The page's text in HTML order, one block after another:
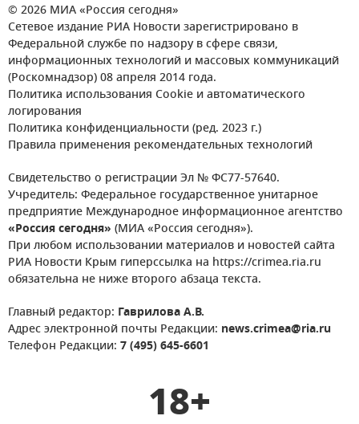
© 2026 МИА «Россия сегодня»
Сетевое издание РИА Новости зарегистрировано в
Федеральной службе по надзору в сфере связи,
информационных технологий и массовых коммуникаций
(Роскомнадзор) 08 апреля 2014 года.
Политика использования Cookie и автоматического
логирования
Политика конфиденциальности (ред. 2023 г.)
Правила применения рекомендательных технологий
Свидетельство о регистрации Эл № ФС77-57640.
Учредитель: Федеральное государственное унитарное
предприятие Международное информационное агентство
«Россия сегодня» (МИА «Россия сегодня»).
При любом использовании материалов и новостей сайта
РИА Новости Крым гиперссылка на https://crimea.ria.ru
обязательна не ниже второго абзаца текста.
Главный редактор: Гаврилова А.В.
Адрес электронной почты Редакции: news.crimea@ria.ru
Телефон Редакции: 7 (495) 645-6601
18+